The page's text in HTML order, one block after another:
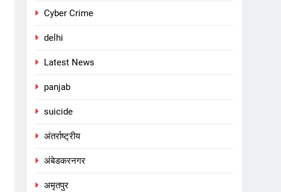
Cyber Crime
delhi
Latest News
panjab
suicide
अंतर्राष्ट्रीय
अंबेडकरनगर
अमृतपुर